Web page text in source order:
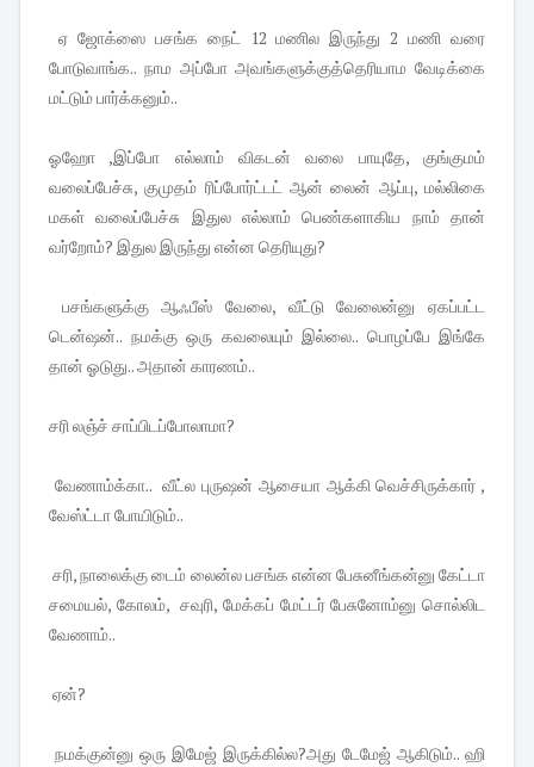
ஏ ஜோக்ஸை பசங்க நைட் 12 மணில இருந்து 2 மணி வரை
போடுவாங்க.. நாம அப்போ அவங்களுக்குத்தெரியாம வேடிக்கை
மட்டும் பார்க்கனும்..
ஓஹோ ,இப்போ எல்லாம் விகடன் வலை பாயுதே, குங்குமம்
வலைப்பேச்சு, குமுதம் ரிப்போர்ட்டட் ஆன் லைன் ஆப்பு, மல்லிகை
மகள் வலைப்பேச்சு இதுல எல்லாம் பெண்களாகிய நாம் தான்
வர்றோம்? இதுல இருந்து என்ன தெரியுது?
பசங்களுக்கு ஆஃபீஸ் வேலை, வீட்டு வேலைன்னு ஏகப்பட்ட
டென்ஷன்.. நமக்கு ஒரு கவலையும் இல்லை.. பொழப்பே இங்கே
தான் ஓடுது.. அதான் காரணம்..
சரி லஞ்ச் சாப்பிடப்போலாமா?
வேணாம்க்கா.. வீட்ல புருஷன் ஆசையா ஆக்கி வெச்சிருக்கார் ,
வேஸ்ட்டா போயிடும்..
சரி, நாலைக்கு டைம் லைன்ல பசங்க என்ன பேசுனீங்கன்னு கேட்டா
சமையல், கோலம், சவுரி, மேக்கப் மேட்டர் பேசுனோம்னு சொல்லிட
வேணாம்..
ஏன்?
நமக்குன்னு ஒரு இமேஜ் இருக்கில்ல?அது டேமேஜ் ஆகிடும்.. ஹி